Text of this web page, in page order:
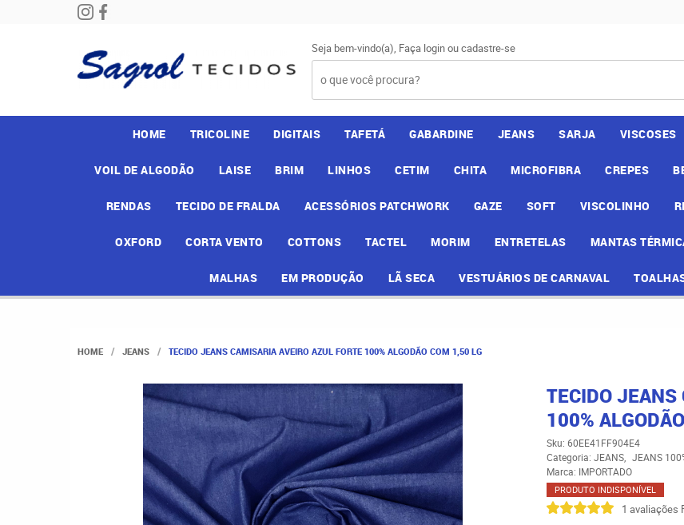
Seja bem-vindo(a), Faça loginoucadastre-se
HOME TRICOLINE DIGITAIS TAFETÁ GABARDINE JEANS SARJA VISCOSES
VOIL DE ALGODÃO LAISE BRIM LINHOS CETIM CHITA MICROFIBRA CREPES
RENDAS TECIDO DE FRALDA ACESSÓRIOS PATCHWORK GAZE SOFT VISCOLINHO
OXFORD CORTA VENTO COTTONS TACTEL MORIM ENTRETELAS MANTAS
MALHAS EM PRODUÇÃO LÃ SECA VESTUÁRIOS DE CARNAVAL
HOME JEANS TECIDO JEANS CAMISARIA AVEIRO AZUL FORTE 100% ALGODÃO COM 1,50 LG
TECIDO JEANS
100%
Sku: 60EE41FF904E4
Categoria: JEANS
JEANS
Marca: IMPORTADO
PRODUTO INDISPONÍVEL
1 avaliações